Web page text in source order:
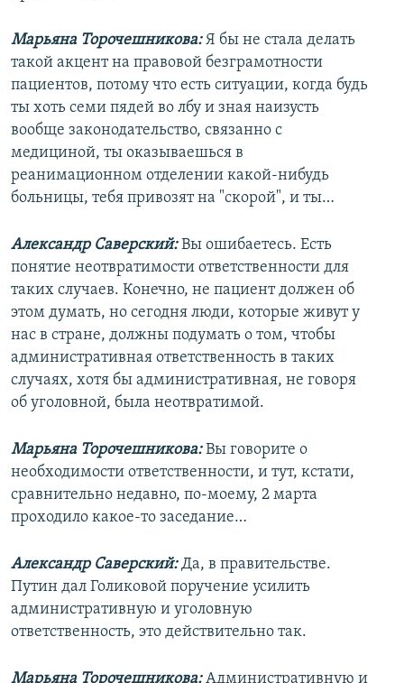
Марьяна Торочешникова:Я бы не стала делать
такой акцент на правовой безграмотности
пациентов, потому что есть ситуации, когда будь
ты хоть семи пядей во лбу и зная наизусть
вообще законодательство, связанно с
медициной, ты оказываешься в
реанимационном отделении какой-нибудь
больницы, тебя привозят на "скорой", и ты…
Александр Саверский:Вы ошибаетесь. Есть
понятие неотвратимости ответственности для
таких случаев. Конечно, не пациент должен об
этом думать, но сегодня люди, которые живут у
нас в стране, должны подумать о том, чтобы
административная ответственность в таких
случаях, хотя бы административная, не говоря
об уголовной, была неотвратимой.
Марьяна Торочешникова:Вы говорите о
необходимости ответственности, и тут, кстати,
сравнительно недавно, по-моему, 2 марта
проходило какое-то заседание…
Александр Саверский:Да, в правительстве.
Путин дал Голиковой поручение усилить
административную и уголовную
ответственность, это действительно так.
Марьяна Торочешникова:Административную и